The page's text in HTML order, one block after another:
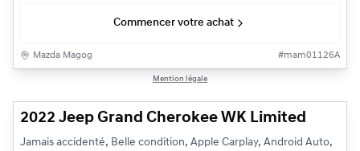
Commencer votre achat
Mazda Magog #mam01126A
Mention légale
2022 Jeep Grand Cherokee WK Limited
Jamais accidenté, Belle condition, Apple Carplay, Android Auto,